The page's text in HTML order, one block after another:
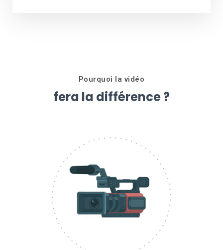
Pourquoi la vidéo
fera la différence ?